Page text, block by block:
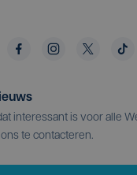
interessant is voor alle
te contacteren.